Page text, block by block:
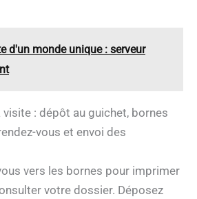
d'un monde unique : serveur
visite : dépôt au guichet, bornes
vous et envoi des
vers les bornes pour imprimer
votre dossier. Déposez